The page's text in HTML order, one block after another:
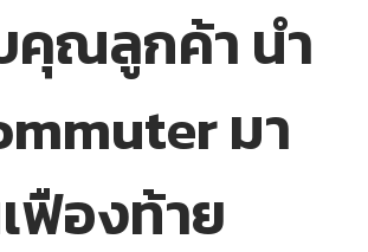
ณลูกค้า นำ
มา
ฟืองท้าย